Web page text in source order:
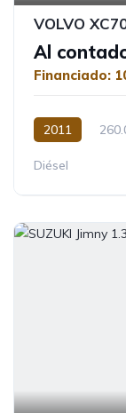
VOLVO
Al
Financiado:
2011
Diésel